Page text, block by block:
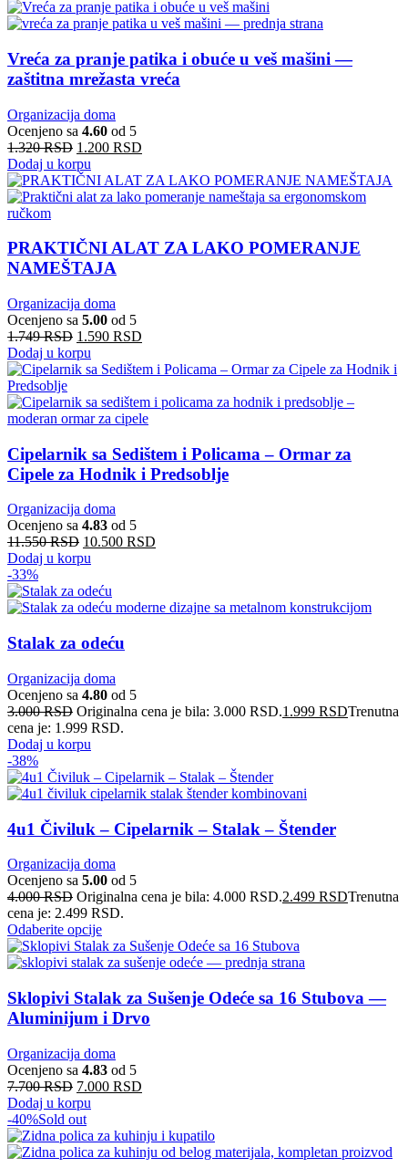
Vreća za pranje patika i obuće u veš mašini —
zaštitna mrežasta vreća
Organizacija doma
Ocenjeno sa 4.60 od 5
1.320RSD 1.200 RSD
Dodaj u korpu
PRAKTIČNI ALAT ZA LAKO POMERANJE
NAMEŠTAJA
Organizacija doma
Ocenjeno sa 5.00 od 5
1.749RSD 1.590 RSD
Dodaj u korpu
Cipelarnik sa Sedištem i Policama – Ormar za
Cipele za Hodnik i Predsoblje
Organizacija doma
Ocenjeno sa 4.83 od 5
11.550RSD 10.500 RSD
Dodaj u korpu
-33%
Stalak za odeću
Organizacija doma
Ocenjeno sa 4.80 od 5
3.000RSD Originalna cena je bila: 3.000 RSD.1.999 RSDTrenutna
cena je: 1.999 RSD.
Dodaj u korpu
-38%
4u1 Čiviluk – Cipelarnik – Stalak – Štender
Organizacija doma
Ocenjeno sa 5.00 od 5
4.000RSD Originalna cena je bila: 4.000 RSD.2.499 RSDTrenutna
cena je: 2.499 RSD.
Odaberite opcije
Sklopivi Stalak za Sušenje Odeće sa 16 Stubova —
Aluminijum i Drvo
Organizacija doma
Ocenjeno sa 4.83 od 5
7.700RSD 7.000 RSD
Dodaj u korpu
-40%Sold out